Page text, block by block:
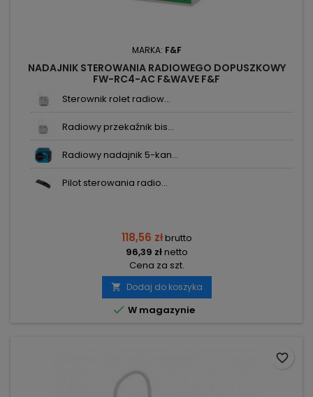
MARKA: F&F
NADAJNIK STEROWANIA RADIOWEGO DOPUSZKOWY
FW-RC4-AC F&WAVE F&F
Sterownik rolet radiow...
Radiowy przekaźnik bis...
Radiowy nadajnik 5-kan...
Pilot sterowania radio...
118,56 złbrutto
96,39 złnetto
Cena za szt.
 Dodaj do koszyka
 W magazynie
favorite_border